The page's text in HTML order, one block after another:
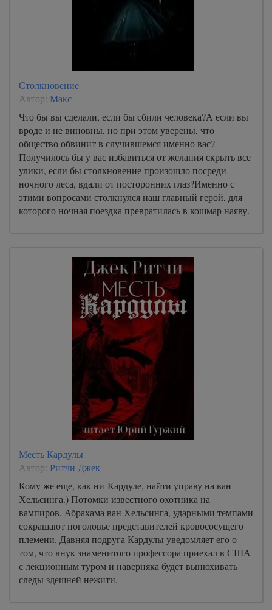
Столкновение
Автор: Макс
Что бы вы сделали, если бы сбили человека?А если вы
вроде и не виновны, но при этом уверены, что
общество обвинит в случившемся именно вас?
Получилось бы у вас избавиться от желания скрыть все
улики, если бы столкновение произошло посреди
ночного леса, вдали от посторонних глаз?Именно с
этими вопросами столкнулся наш главный герой, для
которого ночная поездка превратилась в кошмар наяву.
Месть Кардулы
Автор: Ритчи Джек
Кому же еще, как ни Кардуле, найти управу на ван
Хельсинга.) Потомки известного охотника на
вампиров, Абрахама ван Хельсинга, ударными темпами
сокращают поголовье представителей кровососущего
племени. Давняя подруга Кардулы уведомляет его о
том, что внук знаменитого профессора приехал в США
с лекционным туром и наверняка будет вынюхивать
следы здешней нежити.